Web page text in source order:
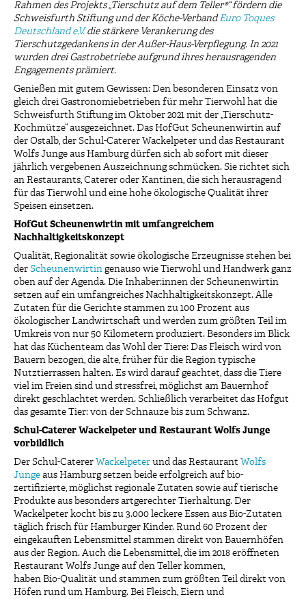
Rahmen des Projekts „Tierschutz auf dem Teller®“ fördern die
Schweisfurth Stiftungund der Köche-Verband Euro Toques
Deutschland e.V.die stärkere Verankerung des
Tierschutzgedankens in der Außer-Haus-Verpflegung. In 2021
wurden drei Gastrobetriebe aufgrund ihres herausragenden
Engagements prämiert.
Genießen mit gutem Gewissen: Den besonderen Einsatz von
gleich drei Gastronomiebetrieben für mehr Tierwohl hat die
Schweisfurth Stiftung im Oktober 2021 mit der „Tierschutz-
Kochmütze“ ausgezeichnet. Das HofGut Scheunenwirtin auf
der Ostalb, der Schul-Caterer Wackelpeter und das Restaurant
Wolfs Junge aus Hamburg dürfen sich ab sofort mit dieser
jährlich vergebenen Auszeichnung schmücken. Sie richtet sich
an Restaurants, Caterer oder Kantinen, die sich herausragend
für das Tierwohl und eine hohe ökologische Qualität ihrer
Speisen einsetzen.
HofGut Scheunenwirtin mit umfangreichem
Nachhaltigkeitskonzept
Qualität, Regionalität sowie ökologische Erzeugnisse stehen bei
der Scheunenwirtin genauso wie Tierwohl und Handwerk ganz
oben auf der Agenda. Die Inhaber:innen der Scheunenwirtin
setzen auf ein umfangreiches Nachhaltigkeitskonzept. Alle
Zutaten für die Gerichte stammen zu 100 Prozent aus
ökologischer Landwirtschaft und werden zum größten Teil im
Umkreis von nur 50 Kilometern produziert. Besonders im Blick
hat das Küchenteam das Wohl der Tiere: Das Fleisch wird von
Bauern bezogen, die alte, früher für die Region typische
Nutztierrassen halten. Es wird darauf geachtet, dass die Tiere
viel im Freien sind und stressfrei, möglichst am Bauernhof
direkt geschlachtet werden. Schließlich verarbeitet das Hofgut
das gesamte Tier: von der Schnauze bis zum Schwanz.
Schul-Caterer Wackelpeter und Restaurant Wolfs Junge
vorbildlich
Der Schul-Caterer Wackelpeter und das Restaurant Wolfs
Junge aus Hamburg setzen beide erfolgreich auf bio-
zertifizierte, möglichst regionale Zutaten sowie auf tierische
Produkte aus besonders artgerechter Tierhaltung. Der
Wackelpeter kocht bis zu 3.000 leckere Essen aus Bio-Zutaten
täglich frisch für Hamburger Kinder. Rund 60 Prozent der
eingekauften Lebensmittel stammen direkt von Bauernhöfen
aus der Region. Auch die Lebensmittel, die im 2018 eröffneten
Restaurant Wolfs Junge auf den Teller kommen,
haben Bio-Qualität und stammen zum größten Teil direkt von
Höfen rund um Hamburg. Bei Fleisch, Eiern und